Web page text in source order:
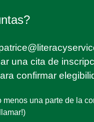
una cita de
confirmar
una parte de la